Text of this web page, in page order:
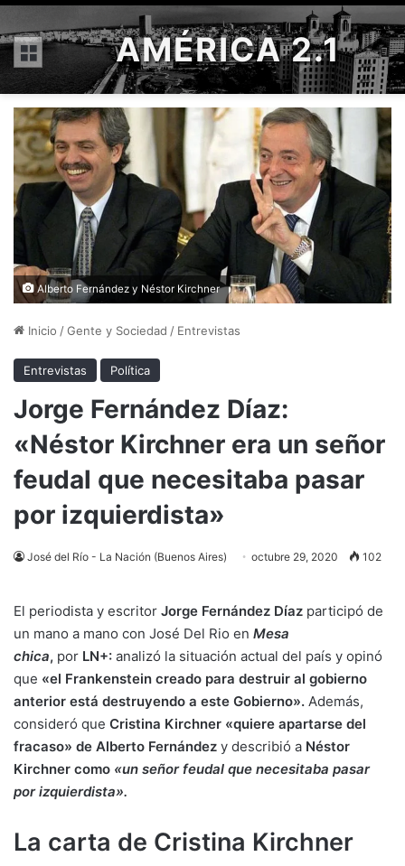
Menú AMÉRICA 2.1
Alberto Fernández y Néstor Kirchner
Inicio /Gente y Sociedad / Entrevistas
Entrevistas Política
Jorge Fernández Díaz:
«Néstor Kirchner era un señor
feudal que necesitaba pasar
por izquierdista»
José del Río - La Nación (Buenos Aires) octubre 29, 2020 102
El periodista y escritor Jorge Fernández Díaz participó de
un mano a mano con José Del Rio en Mesa
chica, por LN+: analizó la situación actual del país y opinó
que «el Frankenstein creado para destruir al gobierno
anterior está destruyendo a este Gobierno». Además,
consideró que Cristina Kirchner «quiere apartarse del
fracaso» de Alberto Fernández y describió a Néstor
Kirchner como «un señor feudal que necesitaba pasar
por izquierdista».
La carta de Cristina Kirchner